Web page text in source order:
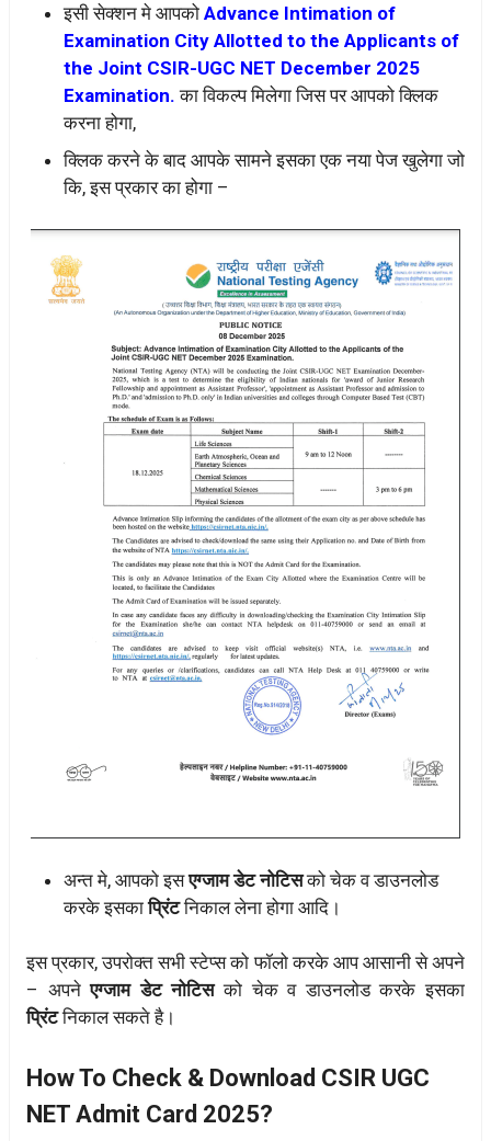
इसी सेक्शन मे आपको Advance Intimation of
Examination City Allotted to the Applicants of
the Joint CSIR-UGC NET December 2025
Examination. का विकल्प मिलेगा जिस पर आपको क्लिक
करना होगा,
क्लिक करने के बाद आपके सामने इसका एक नया पेज खुलेगा जो
कि, इस प्रकार का होगा –
अन्त मे, आपको इसएग्जाम डेट नोटिसको चेक व डाउनलोड
करके इसकाप्रिंटनिकाल लेना होगा आदि।
इस प्रकार, उपरोक्त सभी स्टेप्स को फॉलो करके आप आसानी से अपने
– अपनेएग्जाम डेट नोटिसको चेक व डाउनलोड करके इसका
प्रिंटनिकाल सकते है।
How To Check & Download CSIR UGC
NET Admit Card 2025?